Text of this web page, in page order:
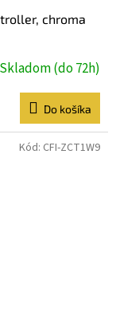
chroma
Skladom (do 72h)
Do košíka
Kód: CFI-ZCT1W9